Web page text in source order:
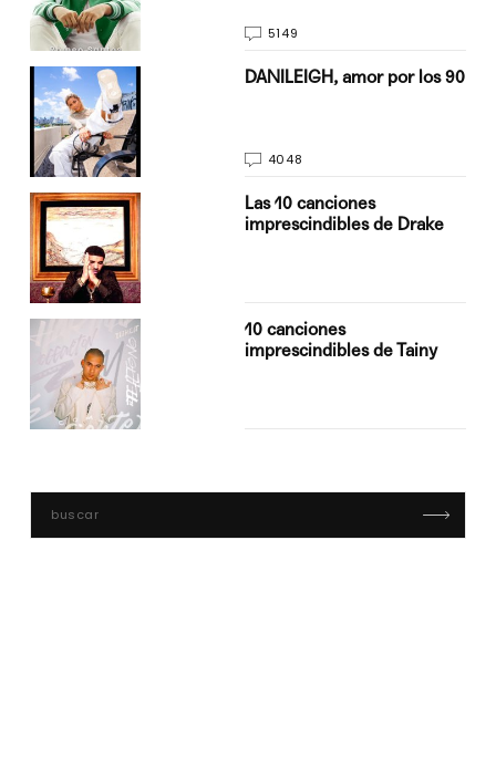
5149
DANILEIGH, amor por los 90
4048
Las 10 canciones
imprescindibles de Drake
10 canciones
imprescindibles de Tainy